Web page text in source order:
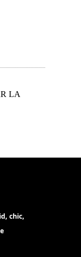
LA
chic,